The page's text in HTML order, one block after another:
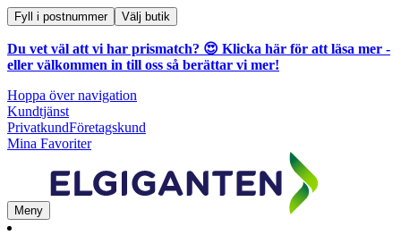
Fyll i postnummer Välj butik
Du vet väl att vi har prismatch? 😍 Klicka här för att läsa mer -
eller välkommen in till oss så berättar vi mer!
Hoppa över navigation
Kundtjänst
PrivatkundFöretagskund
Mina Favoriter
Meny